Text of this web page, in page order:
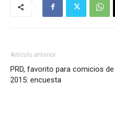
Artículo anterior
PRD, favorito para comicios de
2015: encuesta